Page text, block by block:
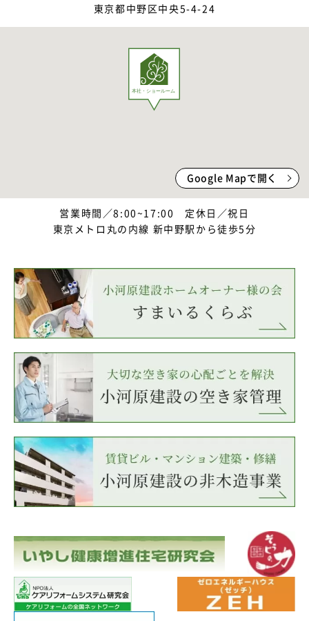
東京都中野区中央5-4-24
Google Mapで開く
営業時間／8:00~17:00 定休日／祝日
東京メトロ丸の内線 新中野駅から徒歩5分